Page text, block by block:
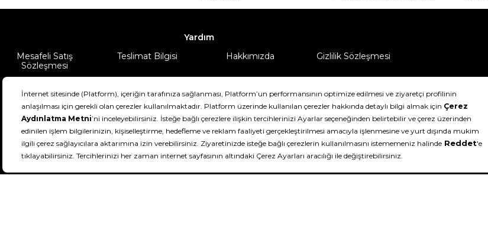
Yardım
Mesafeli Satış
Sözleşmesi
Teslimat Bilgisi Hakkımızda Gizlilik Sözleşmesi
DeFactoFIT ©️ 2022-2026. Tüm hakları saklıdır.